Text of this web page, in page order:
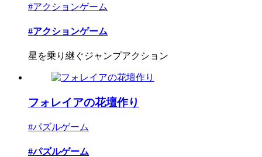
#アクションゲーム
#アクションゲーム
星を乗り継ぐジャンプアクション
フォレイアの花壇作り
#パズルゲーム
#パズルゲーム